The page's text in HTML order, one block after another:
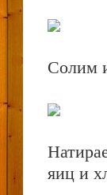
Солим
яиц и